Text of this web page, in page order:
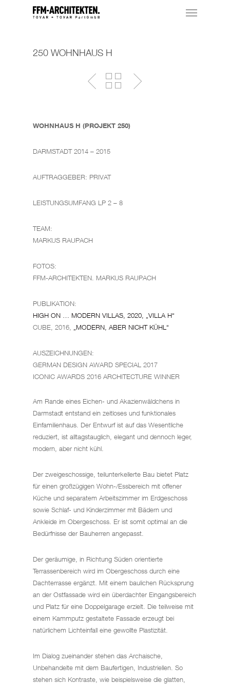
250 WOHNHAUS H
WOHNHAUS H (PROJEKT 250)
DARMSTADT 2014 – 2015
AUFTRAGGEBER: PRIVAT
LEISTUNGSUMFANG LP 2 – 8
TEAM:
MARKUS RAUPACH
FOTOS:
FFM-ARCHITEKTEN. MARKUS RAUPACH
PUBLIKATION:
HIGH ON … MODERN VILLAS, 2020,
„VILLA H“
CUBE, 2016,
„MODERN, ABER NICHT KÜHL“
AUSZEICHNUNGEN:
GERMAN DESIGN AWARD SPECIAL 2017
ICONIC AWARDS 2016 ARCHITECTURE WINNER
Am Rande eines Eichen- und Akazienwäldchens in
Darmstadt entstand ein zeitloses und funktionales
Einfamilienhaus. Der Entwurf ist auf das Wesentliche
reduziert, ist alltagstauglich, elegant und dennoch leger,
modern, aber nicht kühl.
Der zweigeschossige, teilunterkellerte Bau bietet Platz
für einen großzügigen Wohn-/Essbereich mit offener
Küche und separatem Arbeitszimmer im Erdgeschoss
sowie Schlaf- und Kinderzimmer mit Bädern und
Ankleide im Obergeschoss. Er ist somit optimal an die
Bedürfnisse der Bauherren angepasst.
Der geräumige, in Richtung Süden orientierte
Terrassenbereich wird im Obergeschoss durch eine
Dachterrasse ergänzt. Mit einem baulichen Rücksprung
an der Ostfassade wird ein überdachter Eingangsbereich
und Platz für eine Doppelgarage erzielt. Die teilweise mit
einem Kammputz gestaltete Fassade erzeugt bei
natürlichem Lichteinfall eine gewollte Plastizität.
Im Dialog zueinander stehen das Archaische,
Unbehandelte mit dem Baufertigen, Industriellen. So
stehen sich Kontraste, wie beispielsweise die glatten,